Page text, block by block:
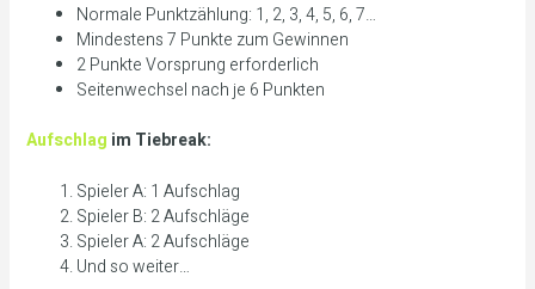
Normale Punktzählung: 1, 2, 3, 4, 5, 6, 7…
Mindestens 7 Punkte zum Gewinnen
2 Punkte Vorsprung erforderlich
Seitenwechsel nach je 6 Punkten
Aufschlag im Tiebreak:
Spieler A: 1 Aufschlag
Spieler B: 2 Aufschläge
Spieler A: 2 Aufschläge
Und so weiter…